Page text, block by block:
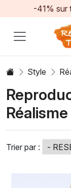
-41% sur
Style
Réalisme
Trier par :